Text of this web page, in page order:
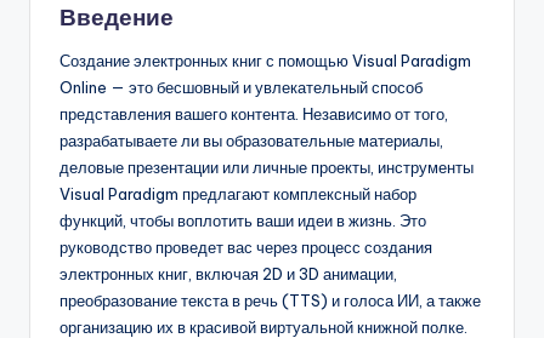
w
&
D
Введение
Создание электронных книг с помощью Visual Paradigm
Online — это бесшовный и увлекательный способ
представления вашего контента. Независимо от того,
разрабатываете ли вы образовательные материалы,
деловые презентации или личные проекты, инструменты
Visual Paradigm предлагают комплексный набор
функций, чтобы воплотить ваши идеи в жизнь. Это
руководство проведет вас через процесс создания
электронных книг, включая 2D и 3D анимации,
преобразование текста в речь (TTS) и голоса ИИ, а также
организацию их в красивой виртуальной книжной полке.